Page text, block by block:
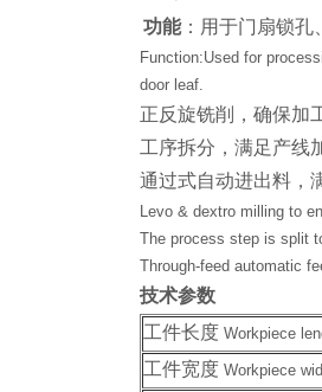
功能：用于门扇锁孔
Function:Used for
door leaf.
正反旋铣削，确保加
工序拆分，满足产线
通过式自动进出料，
Levo & dextro milling to
The process step is split
Through-feed automatic
技术参数
工件长度 Workpiece
工件宽度 Workpiece